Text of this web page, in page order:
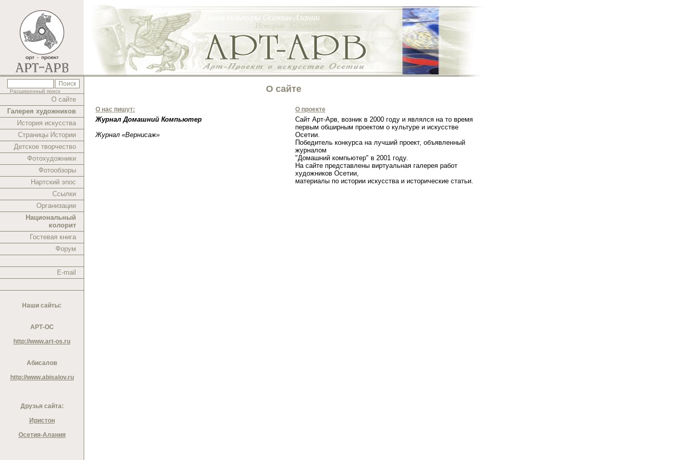
Расширенный поиск
О сайте
Галерея художников
История искусства
Страницы Истории
Детское творчество
Фотохудожники
Фотообзоры
Нартский эпос
Ссылки
Организации
Национальный
колорит
Гостевая книга
Форум
E-mail
Наши сайты:
АРТ-ОС
http://www.art-os.ru
Абисалов
http://www.abisalov.ru
Друзья сайта:
Иристон
Осетия-Алания
О сайте
О нас пишут:
Журнал Домашний Компьютер
Журнал «Вернисаж»
О проекте
Сайт Арт-Арв, возник в 2000 году и являлся на то время
первым обширным проектом о культуре и искусстве
Осетии.
Победитель конкурса на лучший проект, объявленный
журналом
"Домашний компьютер" в 2001 году.
На сайте представлены виртуальная галерея работ
художников Осетии,
материалы по истории искусства и исторические статьи.